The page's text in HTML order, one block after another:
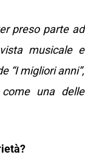
preso parte ad
musicale e
“I migliori anni”,
una delle